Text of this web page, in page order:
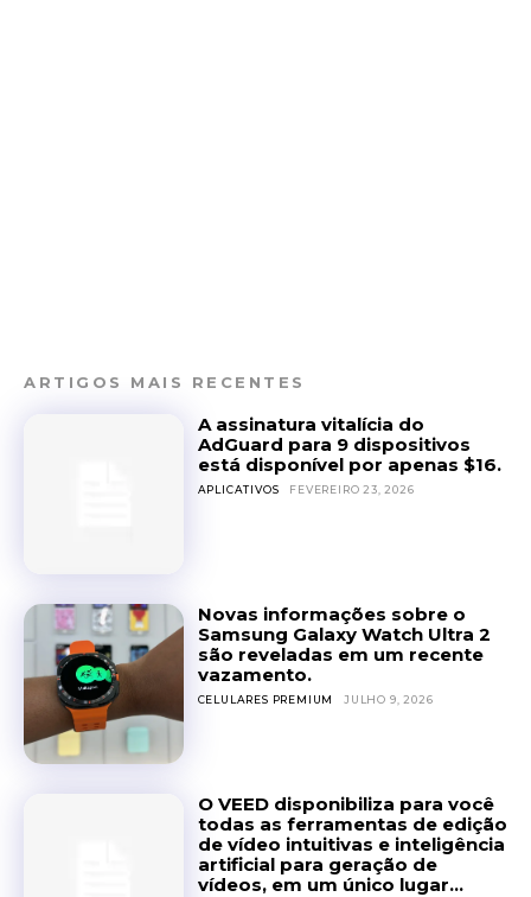
ARTIGOS MAIS RECENTES
A assinatura vitalícia do
AdGuard para 9 dispositivos
está disponível por apenas $16.
APLICATIVOS FEVEREIRO 23, 2026
Novas informações sobre o
Samsung Galaxy Watch Ultra 2
são reveladas em um recente
vazamento.
CELULARES PREMIUM JULHO 9, 2026
O VEED disponibiliza para você
todas as ferramentas de edição
de vídeo intuitivas e inteligência
artificial para geração de
vídeos, em um único lugar...